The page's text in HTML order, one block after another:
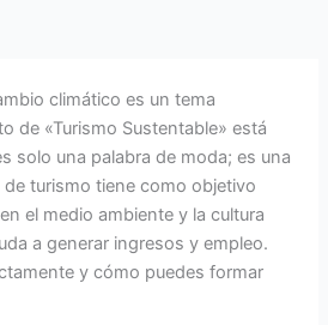
climático es un tema
de «Turismo Sustentable» está
solo una palabra de moda; es una
turismo tiene como objetivo
el medio ambiente y la cultura
a generar ingresos y empleo.
y cómo puedes formar